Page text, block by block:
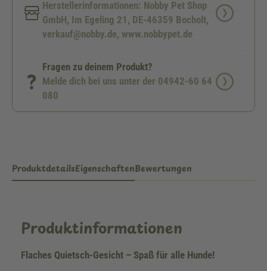
Herstellerinformationen: Nobby Pet Shop
GmbH, Im Egeling 21, DE-46359 Bocholt,
verkauf@nobby.de, www.nobbypet.de
Fragen zu deinem Produkt?
Melde dich bei uns unter der 04942-60 64
080
ProduktdetailsEigenschaftenBewertungen
Produktinformationen
Flaches Quietsch-Gesicht – Spaß für alle Hunde!